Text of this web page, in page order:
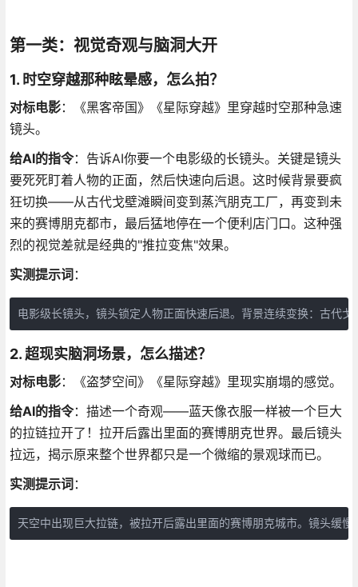
第一类：视觉奇观与脑洞大开
1. 时空穿越那种眩晕感，怎么拍？
对标电影：《黑客帝国》《星际穿越》里穿越时空那种急速
镜头。
给AI的指令：告诉AI你要一个电影级的长镜头。关键是镜头
要死死盯着人物的正面，然后快速向后退。这时候背景要疯
狂切换——从古代戈壁滩瞬间变到蒸汽朋克工厂，再变到未
来的赛博朋克都市，最后猛地停在一个便利店门口。这种强
烈的视觉差就是经典的"推拉变焦"效果。
实测提示词：
电影级长镜头，镜头锁定人物正面快速后退。背景连续变换：古代
2. 超现实脑洞场景，怎么描述？
对标电影：《盗梦空间》《星际穿越》里现实崩塌的感觉。
给AI的指令：描述一个奇观——蓝天像衣服一样被一个巨大
的拉链拉开了！拉开后露出里面的赛博朋克世界。最后镜头
拉远，揭示原来整个世界都只是一个微缩的景观球而已。
实测提示词：
天空中出现巨大拉链，被拉开后露出里面的赛博朋克城市。镜头缓